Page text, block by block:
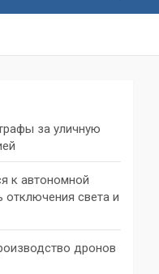
за уличную
к автономной
отключения света и
дронов